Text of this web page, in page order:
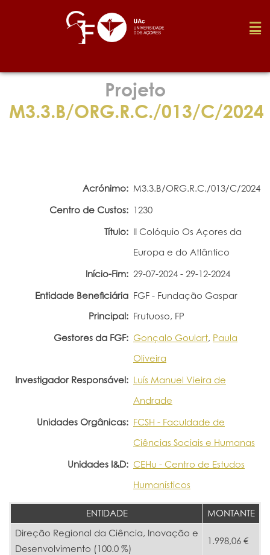
Fundação
Media
Projeto
M3.3.B/ORG.R.C./013/C/2024
Acrónimo: M3.3.B/ORG.R.C./013/C/2024
Centro de Custos: 1230
Título: II Colóquio Os Açores da
Europa e do Atlântico
Início-Fim: 29-07-2024 - 29-12-2024
Entidade Beneficiária
Principal:
FGF - Fundação Gaspar
Frutuoso, FP
Gestores da FGF: Gonçalo Goulart, Paula
Oliveira
Investigador Responsável: Luís Manuel Vieira de
Andrade
Unidades Orgânicas: FCSH - Faculdade de
Ciências Sociais e Humanas
Unidades I&D: CEHu - Centro de Estudos
Humanísticos
ENTIDADE
MONTANTE
Direção Regional da Ciência, Inovação e
Desenvolvimento (100.0 %)
1.998,06 €